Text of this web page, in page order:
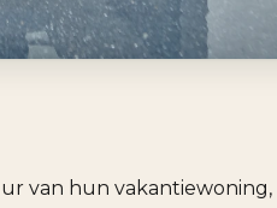
van hun vakantiewoning,